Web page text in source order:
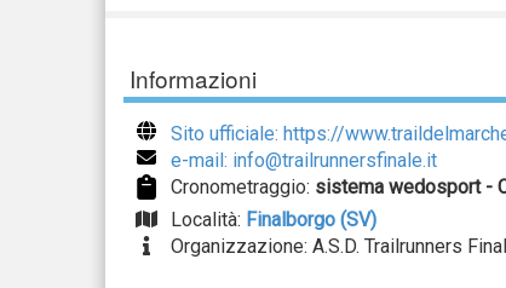
Informazioni
Sito ufficiale: https://
e-mail: info@trailrunnersfinale.it
Cronometraggio: sistema wedosport -
Località: Finalborgo (SV)
Organizzazione: A.S.D. Trailrunners